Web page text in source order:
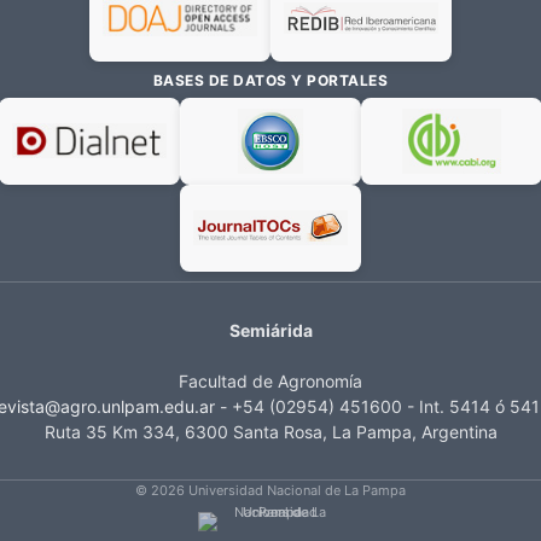
BASES DE DATOS Y PORTALES
Semiárida
Facultad de Agronomía
- +54 (02954) 451600 - Int. 5414 ó
Ruta 35 Km 334, 6300 Santa Rosa, La Pampa, Argentina
© 2026 Universidad Nacional de La Pampa